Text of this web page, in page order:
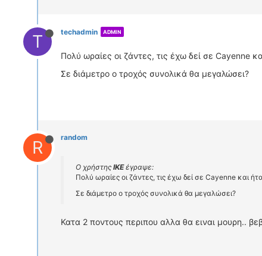
T techadmin ADMIN
Πολύ ωραίες οι ζάντες, τις έχω δεί σε Cayenne
Σε διάμετρο ο τροχός συνολικά θα μεγαλώσει?
R random
Ο χρήστης IKEέγραψε:
Πολύ ωραίες οι ζάντες, τις έχω δεί σε Cayenne και
Σε διάμετρο ο τροχός συνολικά θα μεγαλώσει?
Κατα 2 ποντους περιπου αλλα θα ειναι μουρη..